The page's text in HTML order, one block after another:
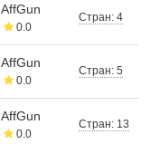
AffGun
0.0
Стран: 4
AffGun
0.0
Стран: 5
AffGun
0.0
Стран: 13